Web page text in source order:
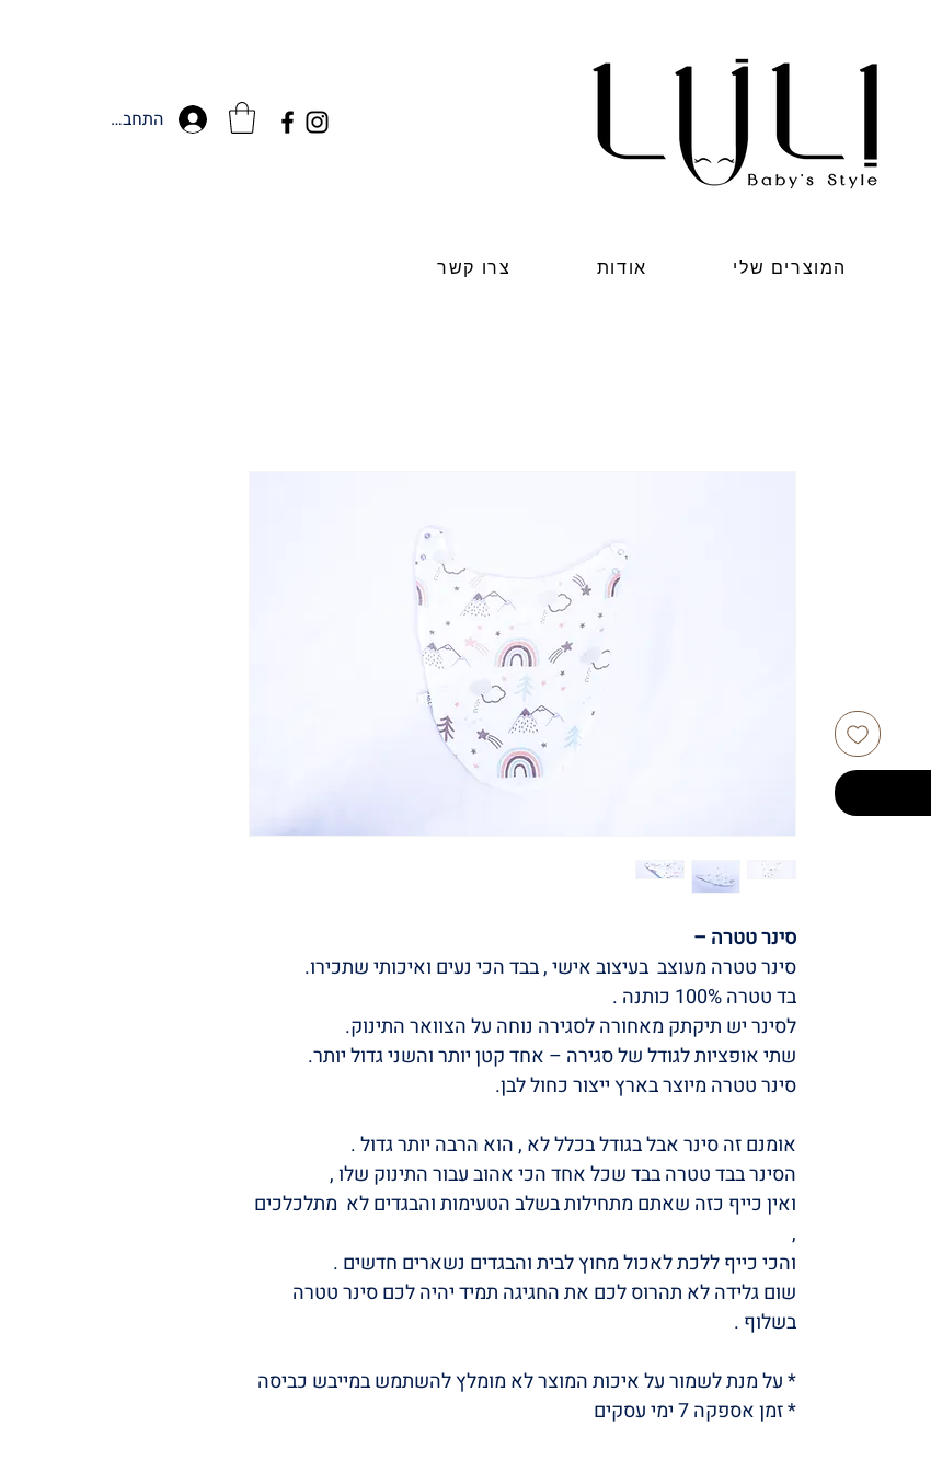
התחברות
המוצרים שלי אודות צרו קשר
סינר טטרה –
סינר טטרה מעוצב בעיצוב אישי , בבד הכי נעים ואיכותי שתכירו.
בד טטרה 100% כותנה .
לסינר יש תיקתק מאחורה לסגירה נוחה על הצוואר התינוק.
שתי אופציות לגודל של סגירה – אחד קטן יותר והשני גדול יותר.
סינר טטרה מיוצר בארץ ייצור כחול לבן.
אומנם זה סינר אבל בגודל בכלל לא , הוא הרבה יותר גדול .
הסינר בבד טטרה בבד שכל אחד הכי אהוב עבור התינוק שלו ,
ואין כייף כזה שאתם מתחילות בשלב הטעימות והבגדים לא מתלכלכים
,
והכי כייף ללכת לאכול מחוץ לבית והבגדים נשארים חדשים .
שום גלידה לא תהרוס לכם את החגיגה תמיד יהיה לכם סינר טטרה
בשלוף .
* על מנת לשמור על איכות המוצר לא מומלץ להשתמש במייבש כביסה
* זמן אספקה 7 ימי עסקים